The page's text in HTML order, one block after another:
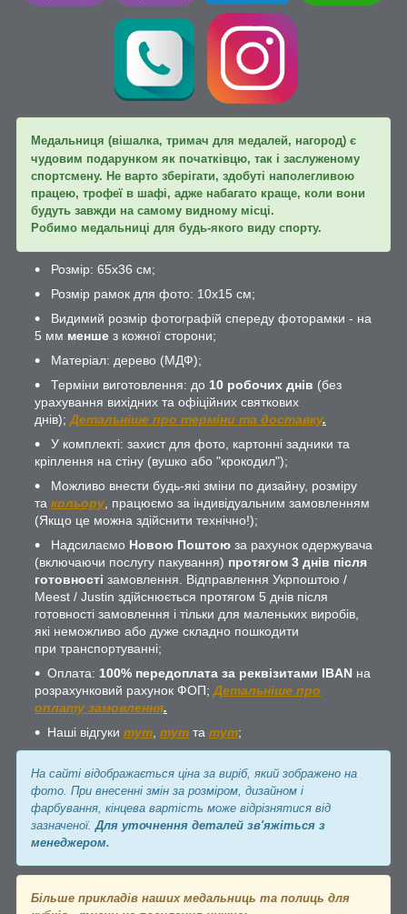
Медальниця (вішалка, тримач для медалей, нагород) є
чудовим подарунком як початківцю, так і заслуженому
спортсмену. Не варто зберігати, здобуті наполегливою
працею, трофеї в шафі, адже набагато краще, коли вони
будуть завжди на самому видному місці.
Робимо медальниці для будь-якого виду спорту.
Розмір: 65х36 см;
Розмір рамок для фото: 10х15 см;
Видимий розмір фотографій спереду фоторамки - на
5 мм менше з кожної сторони;
Матеріал: дерево (МДФ);
Терміни виготовлення: до 10 робочих днів (без
урахування вихідних та офіційних святкових
днів); Детальніше про терміни та доставку.
У комплекті: захист для фото, картонні задники та
кріплення на стіну (вушко або "крокодил");
Можливо внести будь-які зміни по дизайну, розміру
та кольору , працюємо за індивідуальним замовленням
(Якщо це можна здійснити технічно!);
Надсилаємо Новою Поштою за рахунок одержувача
(включаючи послугу пакування) протягом 3 днів після
готовності замовлення. Відправлення Укрпоштою /
Meest / Justin здійснюється протягом 5 днів після
готовності замовлення і тільки для маленьких виробів,
які неможливо або дуже складно пошкодити
при транспортуванні;
Оплата: 100% передоплата за реквізитами IBAN на
розрахунковий рахунок ФОП; Детальніше про
оплату замовлення.
Наші відгуки тут тут та тут;
На сайті відображається ціна за виріб, який зображено на
фото. При внесенні змін за розміром, дизайном і
фарбування, кінцева вартість може відрізнятися від
зазначеної. Для уточнення деталей зв'яжіться з
менеджером.
Більше прикладів наших медальниць та полиць для